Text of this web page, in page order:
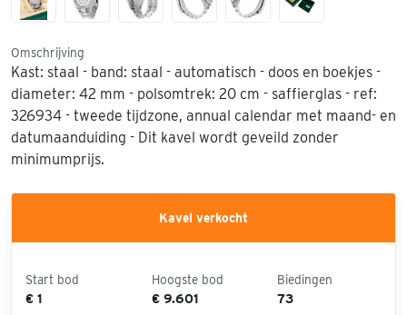
Omschrijving
Kast: staal - band: staal - automatisch - doos en boekjes -
diameter: 42 mm - polsomtrek: 20 cm - saffierglas - ref:
326934 - tweede tijdzone, annual calendar met maand- en
datumaanduiding - Dit kavel wordt geveild zonder
minimumprijs.
Kavel verkocht
Start bod
€ 1
Hoogste bod
€ 9.601
Biedingen
73